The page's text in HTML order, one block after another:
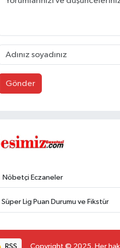
Gönder
Nöbetçi Eczaneler
Süper Lig Puan Durumu ve Fikstür
RSS Copyright © 2025. Her